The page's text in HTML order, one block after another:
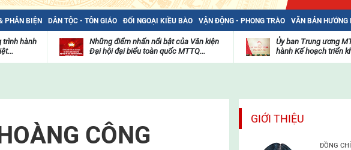
PHẢN BIỆN DÂN TỘC - TÔN GIÁO ĐỐI NGOẠI KIỀU BÀO VẬN ĐỘNG - PHONG TRÀO VĂN BẢN HƯỚNG
trình hành
Những điểm nhấn nổi bật của Văn kiện
Đại hội đại biểu toàn quốc MTTQ...
mặt
trận
Ủy ban Trung ương
hành Kế hoạch triển
CÔNG
GIỚI THIỆU
ĐỒNG CHÍ